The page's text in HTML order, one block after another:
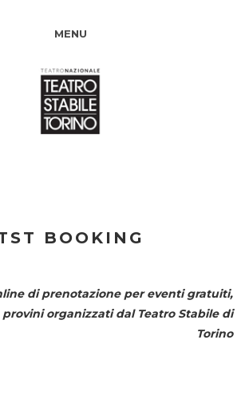
MENU
BOOKING
di prenotazione per eventi gratuiti,
provini organizzati dal Teatro Stabile di
Torino